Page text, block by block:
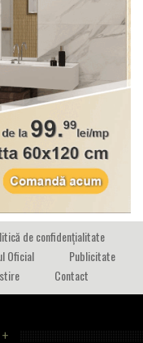
de confidențialitate
Oficial
Publicitate
Contact
+